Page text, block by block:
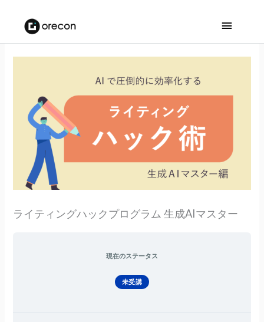
メ
イ
メ
ー
ライティングハックプログラム 生成AIマスター
現在のステータス
未受講